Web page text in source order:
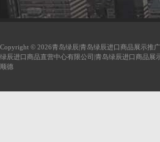
Copyright © 2026青岛绿辰|青岛绿辰进口商品展示推
绿辰进口商品直营中心有限公司|青岛绿辰进口商品
顺德